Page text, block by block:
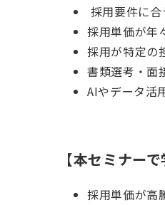
採用要件に
採用単価が年
採用が特定の
書類選考・面
AIやデータ活
【本セミナー
採用単価が高